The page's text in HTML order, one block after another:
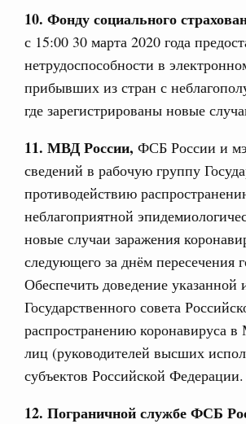
10. Фонду социального
с 15:00 30 марта 2020 года
нетрудоспособности в
прибывших из стран с
где зарегистрированы новые
11. МВД России, ФСБ России и
сведений в рабочую группу
противодействию
неблагоприятной
новые случаи заражения
следующего за днём пересечения
Обеспечить доведение
Государственного совета
распространению коронавируса
лиц (руководителей высших
субъектов Российской Федерации.
12. Пограничной службе ФСБ
сессии о развитии
3 января, суббота
дал поручения по
сессии, посвящённой
17 декабря 2025, среда
Технологическое развитие. Инновации
дал поручения по
политики
12 декабря 2025, пятница
Отрасль информационных технологий
дал поручения по